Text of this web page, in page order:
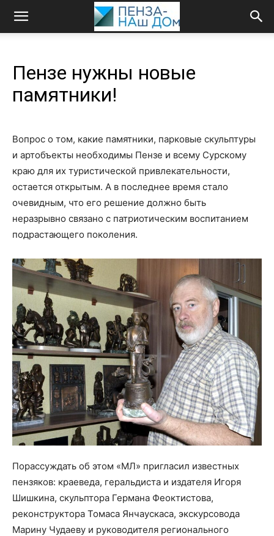
Пензе нужны новые
памятники!
Вопрос о том, какие памятники, парковые скульптуры
и арт­объекты необходимы Пензе и всему Сурскому
краю для их туристической привлекательности,
остается открытым. А в последнее время стало
очевидным, что его решение должно быть
неразрывно связано с патриотическим воспитанием
подрастающего поколения.
Порассуждать об этом «МЛ» пригласил известных
пензяков: краеведа, геральдиста и издателя Игоря
Шишкина, скульптора Германа Феоктистова,
реконструктора Томаса Янчаускаса, экскурсовода
Марину Чудаеву и руководителя регионального